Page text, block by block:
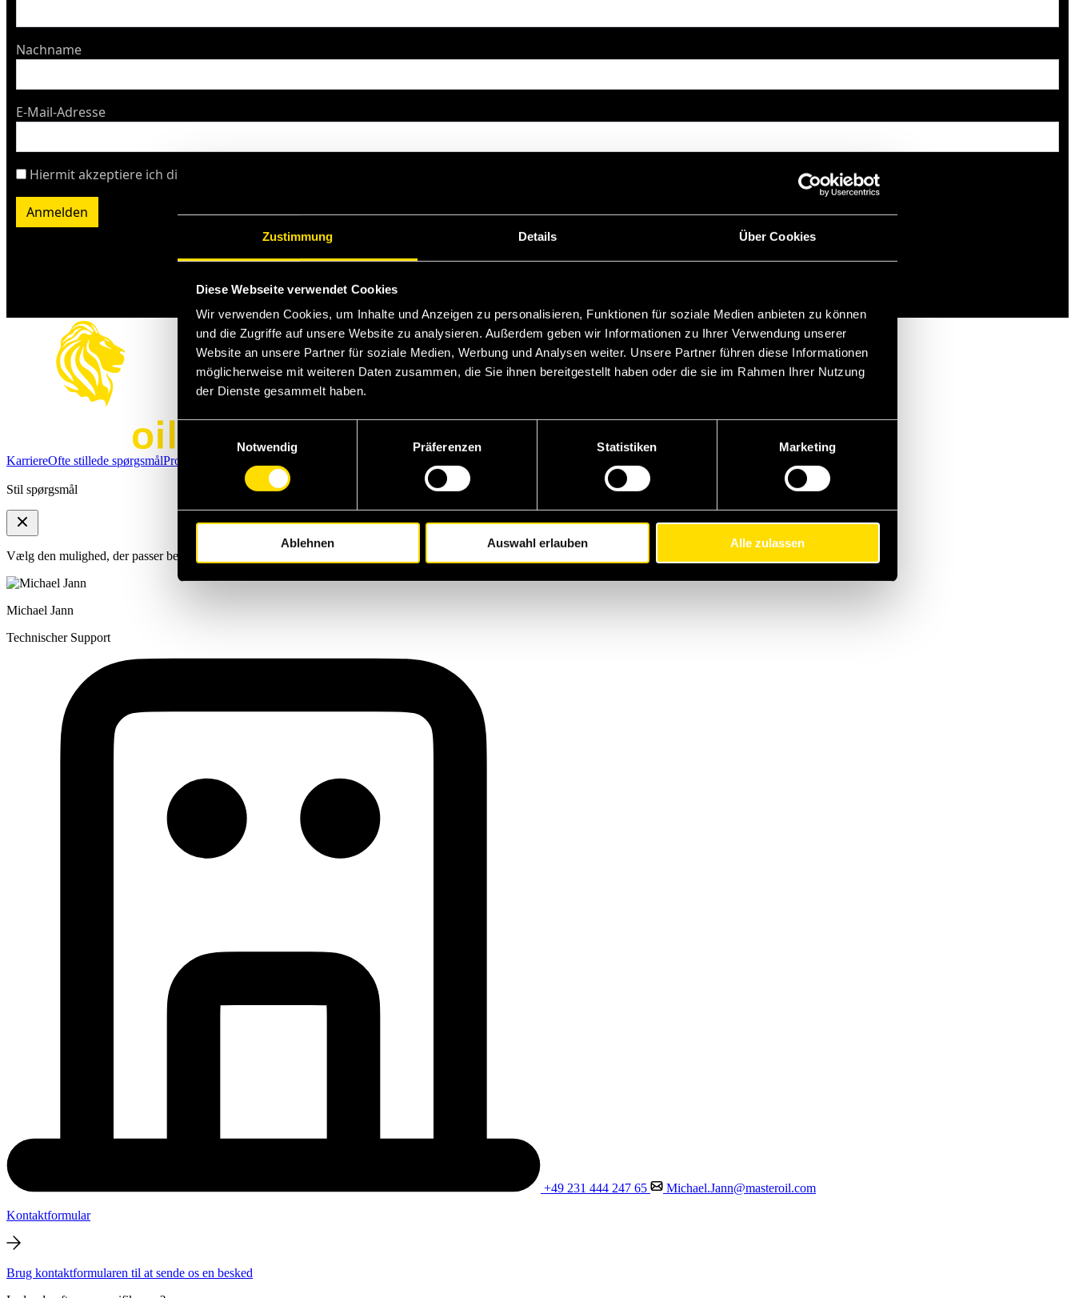
Zustimmung Details Über Cookies
Diese Webseite verwendet Cookies
Wir verwenden Cookies, um Inhalte und Anzeigen zu personalisieren, Funktionen für soziale Medien anbieten zu können
und die Zugriffe auf unsere Website zu analysieren. Außerdem geben wir Informationen zu Ihrer Verwendung unserer
Website an unsere Partner für soziale Medien, Werbung und Analysen weiter. Unsere Partner führen diese Informationen
möglicherweise mit weiteren Daten zusammen, die Sie ihnen bereitgestellt haben oder die sie im Rahmen Ihrer Nutzung
der Dienste gesammelt haben.
Notwendig
Präferenzen Statistiken Marketing
Ablehnen Auswahl erlauben Alle zulassen
KarriereOfte stillede spørgsmålProdukt- og sikkerhedsdatablade
Stil spørgsmål
Vælg den mulighed, der passer bedst til dine behov
Michael Jann
Technischer Support
+49 231 444 247 65
Michael.Jann@masteroil.com
Kontaktformular
Brug kontaktformularen til at sende os en besked